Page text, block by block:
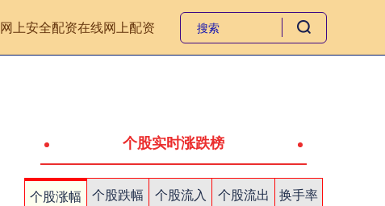
网上安全配资在线网上配资
个股实时涨跌榜
个股涨幅 个股跌幅 个股流入 个股流出
换手率